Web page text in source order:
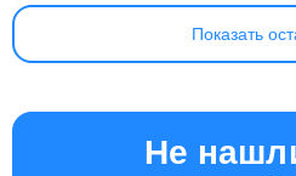
Показать
Не